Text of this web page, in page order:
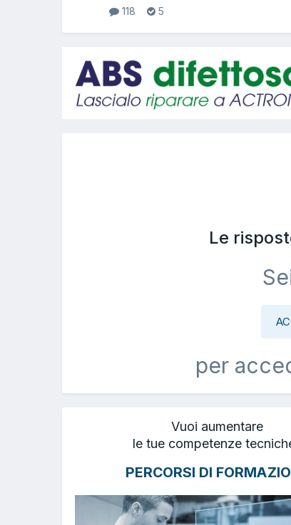
118 5
Le
per
Vuoi aumentare
le tue competenze
PERCORSI DI